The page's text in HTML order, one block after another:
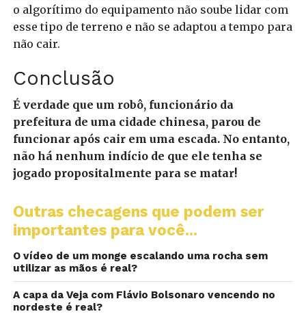
o algorítimo do equipamento não soube lidar com
esse tipo de terreno e não se adaptou a tempo para
não cair.
Conclusão
É verdade que um robô, funcionário da
prefeitura de uma cidade chinesa, parou de
funcionar após cair em uma escada. No entanto,
não há nenhum indício de que ele tenha se
jogado propositalmente para se matar!
Outras checagens que podem ser
importantes para você...
O vídeo de um monge escalando uma rocha sem
utilizar as mãos é real?
A capa da Veja com Flávio Bolsonaro vencendo no
nordeste é real?